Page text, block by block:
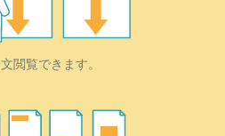
閲覧できます。